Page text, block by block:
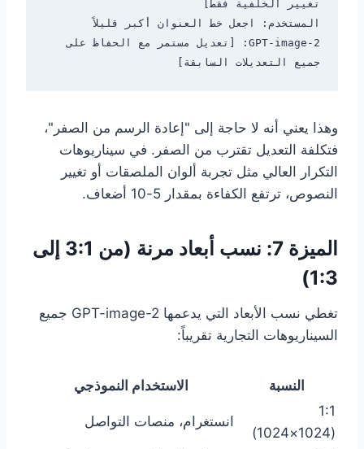
المستخدم: اجعل خط العنوان أكبر قليلاً
GPT-image-2: [تعديل مستمر مع الحفاظ على
جميع التعديلات السابقة]
وهذا يعني أنه لا حاجة إلى "إعادة الرسم من الصفر"،
فتكلفة التعديل تقترب من الصفر. في سيناريوهات
التكرار العالي مثل تجربة ألوان الملصقات أو تغيير
النصوص، ترتفع الكفاءة بمقدار 5-10 أضعاف.
الميزة 7: نسب أبعاد مرنة (من 3:1 إلى
1:3)
تغطي نسب الأبعاد التي يدعمها GPT-image-2 جميع
السيناريوهات التجارية تقريباً:
النسبة
الاستخدام النموذجي
1:1
(1024×1024)
انستغرام، منصات التواصل